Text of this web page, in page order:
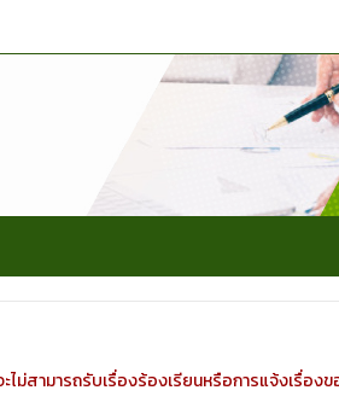
ม่สามารถรับเรื่องร้องเรียนหรือการแจ้งเรื่องข